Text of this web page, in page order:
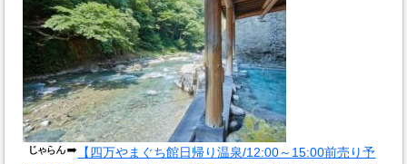
【四万やまぐち館日帰り温泉/12:00～15:00前売り予